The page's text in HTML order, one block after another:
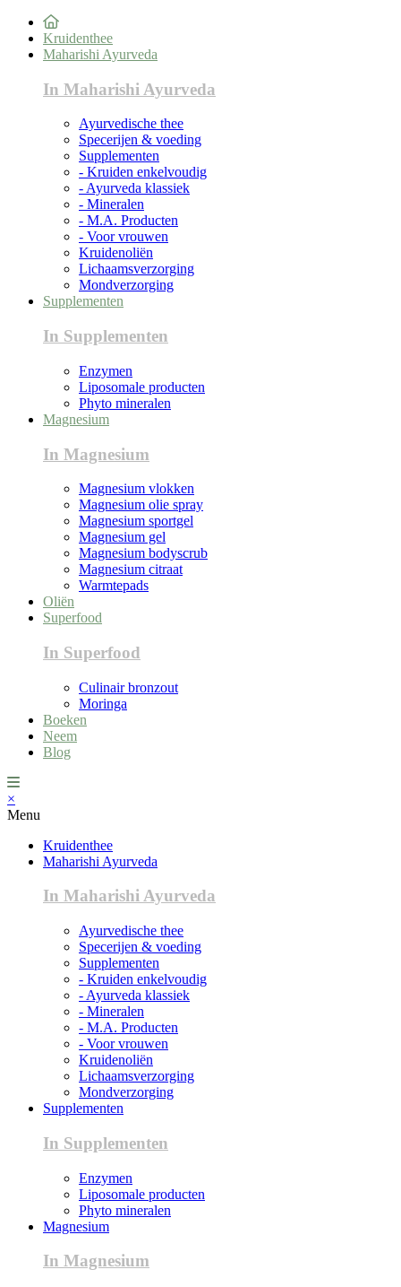
Kruidenthee
Maharishi Ayurveda
In Maharishi Ayurveda
Ayurvedische thee
Specerijen & voeding
Supplementen
- Kruiden enkelvoudig
- Ayurveda klassiek
- Mineralen
- M.A. Producten
- Voor vrouwen
Kruidenoliën
Lichaamsverzorging
Mondverzorging
Supplementen
In Supplementen
Enzymen
Liposomale producten
Phyto mineralen
Magnesium
In Magnesium
Magnesium vlokken
Magnesium olie spray
Magnesium sportgel
Magnesium gel
Magnesium bodyscrub
Magnesium citraat
Warmtepads
Oliën
Superfood
In Superfood
Culinair bronzout
Moringa
Boeken
Neem
Blog
×
Menu
Kruidenthee
Maharishi Ayurveda
In Maharishi Ayurveda
Ayurvedische thee
Specerijen & voeding
Supplementen
- Kruiden enkelvoudig
- Ayurveda klassiek
- Mineralen
- M.A. Producten
- Voor vrouwen
Kruidenoliën
Lichaamsverzorging
Mondverzorging
Supplementen
In Supplementen
Enzymen
Liposomale producten
Phyto mineralen
Magnesium
In Magnesium